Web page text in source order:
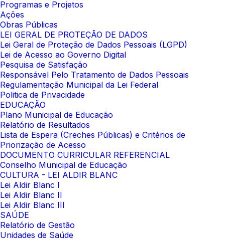
Programas e Projetos
Ações
Obras Públicas
LEI GERAL DE PROTEÇÃO DE DADOS
Lei Geral de Proteção de Dados Pessoais (LGPD)
Lei de Acesso ao Governo Digital
Pesquisa de Satisfação
Responsável Pelo Tratamento de Dados Pessoais
Regulamentação Municipal da Lei Federal
Politica de Privacidade
EDUCAÇÃO
Plano Municipal de Educação
Relatório de Resultados
Lista de Espera (Creches Públicas) e Critérios de
Priorização de Acesso
DOCUMENTO CURRICULAR REFERENCIAL
Conselho Municipal de Educação
CULTURA - LEI ALDIR BLANC
Lei Aldir Blanc I
Lei Aldir Blanc II
Lei Aldir Blanc III
SAÚDE
Relatório de Gestão
Unidades de Saúde